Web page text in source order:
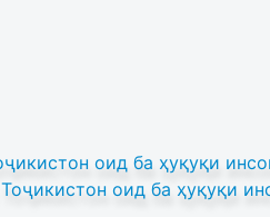
оид ба ҳуқуқи
оид ба ҳуқуқи